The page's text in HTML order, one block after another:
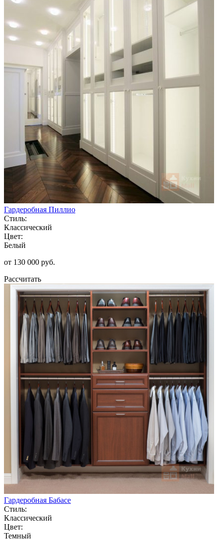
Гардеробная Пиллио
Стиль:
Классический
Цвет:
Белый
от 130 000 руб.
Рассчитать
Гардеробная Бабасе
Стиль:
Классический
Цвет:
Темный